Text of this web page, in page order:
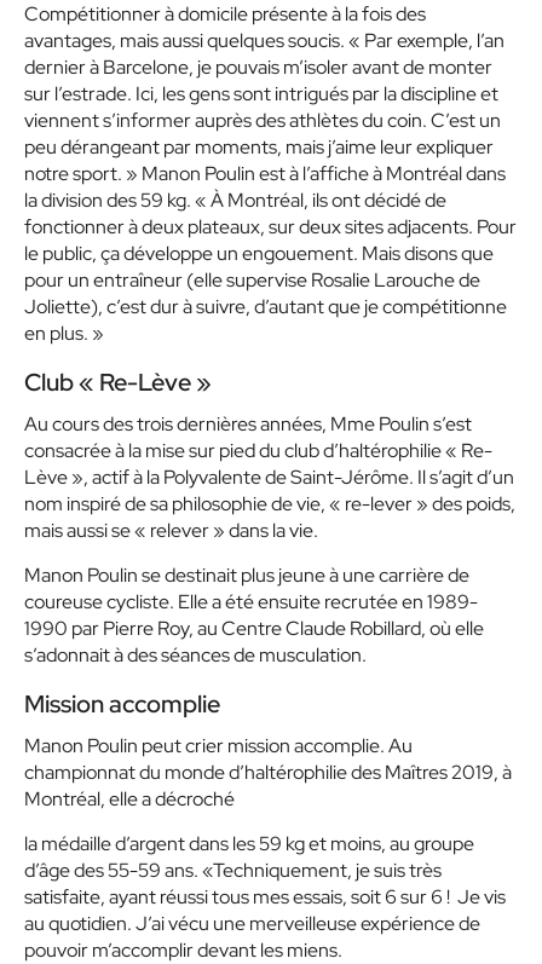
Compétitionner à domicile présente à la fois des
avantages, mais aussi quelques soucis. « Par exemple, l’an
dernier à Barcelone, je pouvais m’isoler avant de monter
sur l’estrade. Ici, les gens sont intrigués par la discipline et
viennent s’informer auprès des athlètes du coin. C’est un
peu dérangeant par moments, mais j’aime leur expliquer
notre sport. » Manon Poulin est à l’affiche à Montréal dans
la division des 59 kg. « À Montréal, ils ont décidé de
fonctionner à deux plateaux, sur deux sites adjacents. Pour
le public, ça développe un engouement. Mais disons que
pour un entraîneur (elle supervise Rosalie Larouche de
Joliette), c’est dur à suivre, d’autant que je compétitionne
en plus. »
Club « Re-Lève »
Au cours des trois dernières années, Mme Poulin s’est
consacrée à la mise sur pied du club d’haltérophilie « Re-
Lève », actif à la Polyvalente de Saint-Jérôme. Il s’agit d’un
nom inspiré de sa philosophie de vie, « re-lever » des poids,
mais aussi se « relever » dans la vie.
Manon Poulin se destinait plus jeune à une carrière de
coureuse cycliste. Elle a été ensuite recrutée en 1989-
1990 par Pierre Roy, au Centre Claude Robillard, où elle
s’adonnait à des séances de musculation.
Mission accomplie
Manon Poulin peut crier mission accomplie. Au
championnat du monde d’haltérophilie des Maîtres 2019, à
Montréal, elle a décroché
la médaille d’argent dans les 59 kg et moins, au groupe
d’âge des 55-59 ans. «Techniquement, je suis très
satisfaite, ayant réussi tous mes essais, soit 6 sur 6 ! Je vis
au quotidien. J’ai vécu une merveilleuse expérience de
pouvoir m’accomplir devant les miens.